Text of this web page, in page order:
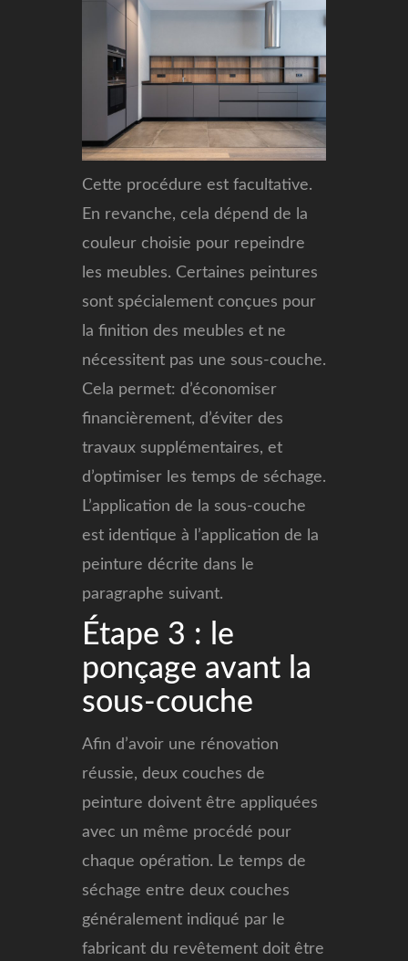
Cette procédure est facultative.
En revanche, cela dépend de la
couleur choisie pour repeindre
les meubles. Certaines peintures
sont spécialement conçues pour
la finition des meubles et ne
nécessitent pas une sous-couche.
Cela permet: d’économiser
financièrement, d’éviter des
travaux supplémentaires, et
d’optimiser les temps de séchage.
L’application de la sous-couche
est identique à l’application de la
peinture décrite dans le
paragraphe suivant.
Étape 3 : le
ponçage avant la
sous-couche
Afin d’avoir une rénovation
réussie, deux couches de
peinture doivent être appliquées
avec un même procédé pour
chaque opération. Le temps de
séchage entre deux couches
généralement indiqué par le
fabricant du revêtement doit être